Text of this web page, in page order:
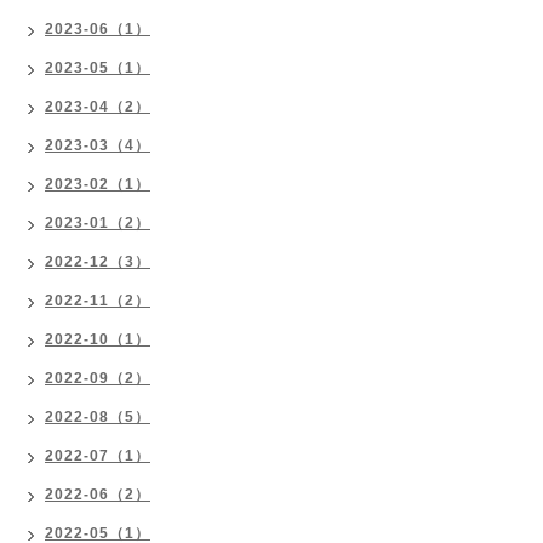
2023-06（1）
2023-05（1）
2023-04（2）
2023-03（4）
2023-02（1）
2023-01（2）
2022-12（3）
2022-11（2）
2022-10（1）
2022-09（2）
2022-08（5）
2022-07（1）
2022-06（2）
2022-05（1）